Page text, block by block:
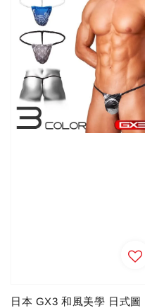
日本 GX3 和風美學 日式圖